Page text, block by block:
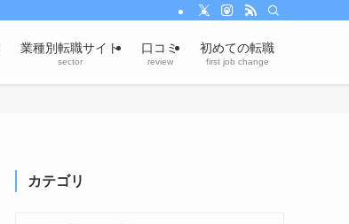
業種別転職サイト
sector
口コミ
review
初めての転職
first job change
カテゴリ